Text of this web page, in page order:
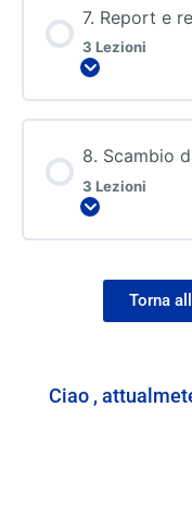
7. Report e
3 Lezioni
8. Scambio
3 Lezioni
Torna
Ciao ,